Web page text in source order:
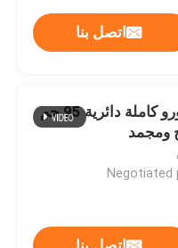
اتصل بنا
سردينيلا ليمورو كاملة دائرية 95 جم
ومجمد